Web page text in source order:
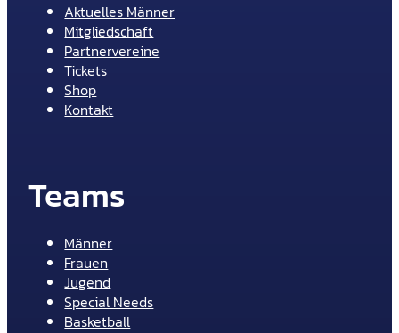
Aktuelles Männer
Mitgliedschaft
Partnervereine
Tickets
Shop
Kontakt
Teams
Männer
Frauen
Jugend
Special Needs
Basketball